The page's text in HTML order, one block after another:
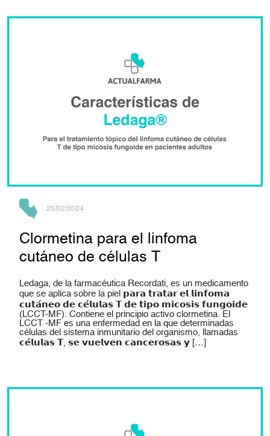
25/02/2024
Clormetina para el linfoma
cutáneo de células T
Ledaga, de la farmacéutica Recordati, es un medicamento
que se aplica sobre la piel 𝗽𝗮𝗿𝗮 𝘁𝗿𝗮𝘁𝗮𝗿 𝗲𝗹 𝗹𝗶𝗻𝗳𝗼𝗺𝗮
𝗰𝘂𝘁𝗮́𝗻𝗲𝗼 𝗱𝗲 𝗰𝗲́𝗹𝘂𝗹𝗮𝘀 𝗧 𝗱𝗲 𝘁𝗶𝗽𝗼 𝗺𝗶𝗰𝗼𝘀𝗶𝘀 𝗳𝘂𝗻𝗴𝗼𝗶𝗱𝗲
(LCCT-MF). Contiene el principio activo clormetina. El
LCCT -MF es una enfermedad en la que determinadas
células del sistema inmunitario del organismo, llamadas
𝗰𝗲́𝗹𝘂𝗹𝗮𝘀 𝗧, 𝘀𝗲 𝘃𝘂𝗲𝗹𝘃𝗲𝗻 𝗰𝗮𝗻𝗰𝗲𝗿𝗼𝘀𝗮𝘀 𝘆 […]